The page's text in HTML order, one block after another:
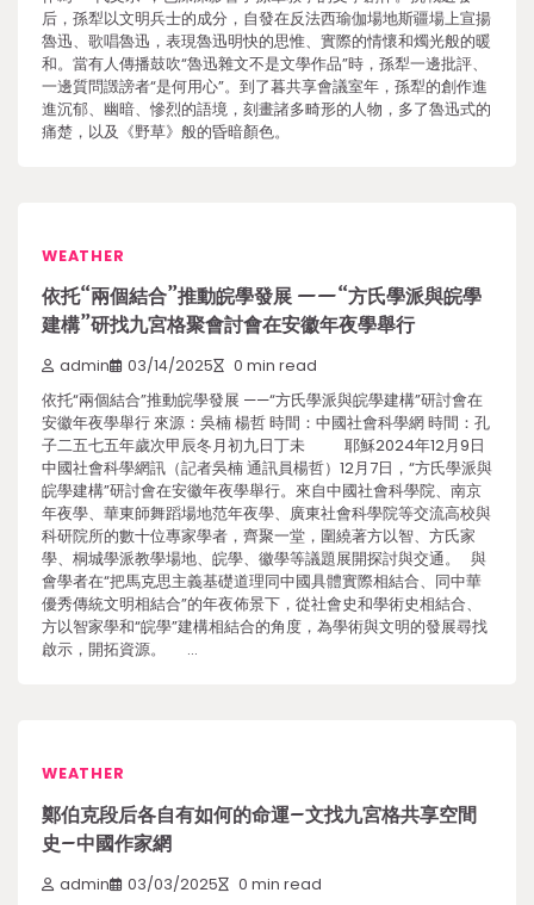
后，孫犁以文明兵士的成分，自發在反法西瑜伽場地斯疆場上宣揚
魯迅、歌唱魯迅，表現魯迅明快的思惟、實際的情懷和燭光般的暖
和。當有人傳播鼓吹“魯迅雜文不是文學作品”時，孫犁一邊批評、
一邊質問譭謗者“是何用心”。到了暮共享會議室年，孫犁的創作進
進沉郁、幽暗、慘烈的語境，刻畫諸多畸形的人物，多了魯迅式的
痛楚，以及《野草》般的昏暗顏色。
WEATHER
依托“兩個結合”推動皖學發展 ——“方氏學派與皖學
建構”研找九宮格聚會討會在安徽年夜學舉行
admin 03/14/2025 0 min read
依托“兩個結合”推動皖學發展 ——“方氏學派與皖學建構”研討會在
安徽年夜學舉行 來源：吳楠 楊哲 時間：中國社會科學網 時間：孔
子二五七五年歲次甲辰冬月初九日丁未 耶穌2024年12月9日
中國社會科學網訊（記者吳楠 通訊員楊哲）12月7日，“方氏學派與
皖學建構”研討會在安徽年夜學舉行。來自中國社會科學院、南京
年夜學、華東師舞蹈場地范年夜學、廣東社會科學院等交流高校與
科研院所的數十位專家學者，齊聚一堂，圍繞著方以智、方氏家
學、桐城學派教學場地、皖學、徽學等議題展開探討與交通。 與
會學者在“把馬克思主義基礎道理同中國具體實際相結合、同中華
優秀傳統文明相結合”的年夜佈景下，從社會史和學術史相結合、
方以智家學和“皖學”建構相結合的角度，為學術與文明的發展尋找
啟示，開拓資源。 …
WEATHER
鄭伯克段后各自有如何的命運–文找九宮格共享空間
史–中國作家網
admin 03/03/2025 0 min read